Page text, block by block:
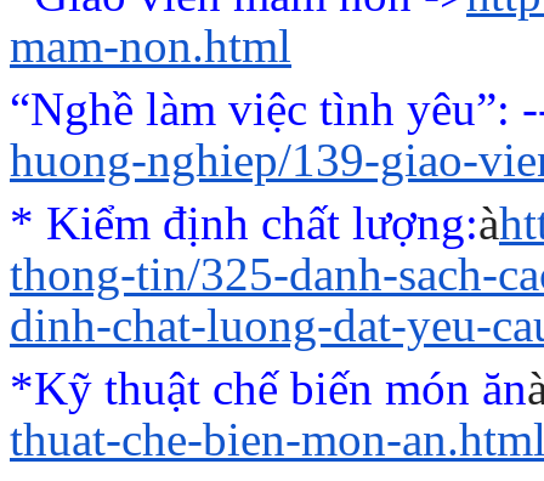
mam-non.html
“Nghề làm việc tình yêu”:
huong-nghiep/139-giao-
* Kiểm định chất lượng:à
thong-tin/325-danh-sach-
dinh-chat-luong-dat-yeu-
*Kỹ thuật chế biến món ăn
thuat-che-bien-mon-